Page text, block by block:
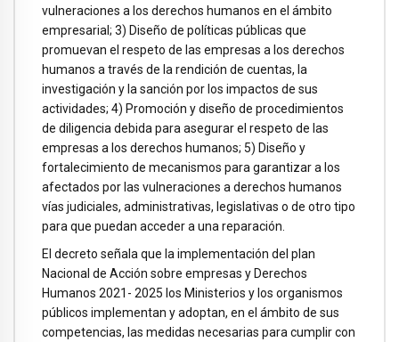
vulneraciones a los derechos humanos en el ámbito
empresarial; 3) Diseño de políticas públicas que
promuevan el respeto de las empresas a los derechos
humanos a través de la rendición de cuentas, la
investigación y la sanción por los impactos de sus
actividades; 4) Promoción y diseño de procedimientos
de diligencia debida para asegurar el respeto de las
empresas a los derechos humanos; 5) Diseño y
fortalecimiento de mecanismos para garantizar a los
afectados por las vulneraciones a derechos humanos
vías judiciales, administrativas, legislativas o de otro tipo
para que puedan acceder a una reparación.
El decreto señala que la implementación del plan
Nacional de Acción sobre empresas y Derechos
Humanos 2021- 2025 los Ministerios y los organismos
públicos implementan y adoptan, en el ámbito de sus
competencias, las medidas necesarias para cumplir con